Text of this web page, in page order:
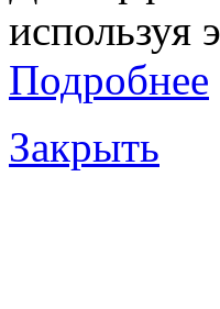
используя
Подробнее
Закрыть